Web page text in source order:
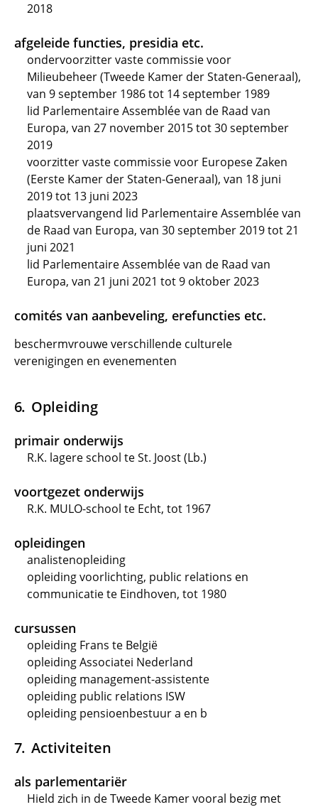
2018
afgeleide functies, presidia etc.
ondervoorzitter vaste commissie voor
Milieubeheer (Tweede Kamer der Staten-Generaal),
van 9 september 1986 tot 14 september 1989
lid Parlementaire Assemblée van de Raad van
Europa, van 27 november 2015 tot 30 september
2019
voorzitter vaste commissie voor Europese Zaken
(Eerste Kamer der Staten-Generaal), van 18 juni
2019 tot 13 juni 2023
plaatsvervangend lid Parlementaire Assemblée van
de Raad van Europa, van 30 september 2019 tot 21
juni 2021
lid Parlementaire Assemblée van de Raad van
Europa, van 21 juni 2021 tot 9 oktober 2023
comités van aanbeveling, erefuncties etc.
beschermvrouwe verschillende culturele
verenigingen en evenementen
Opleiding
primair onderwijs
R.K. lagere school te St. Joost (Lb.)
voortgezet onderwijs
R.K. MULO-school te Echt, tot 1967
opleidingen
analistenopleiding
opleiding voorlichting, public relations en
communicatie te Eindhoven, tot 1980
cursussen
opleiding Frans te België
opleiding Associatei Nederland
opleiding management-assistente
opleiding public relations ISW
opleiding pensioenbestuur a en b
Activiteiten
als parlementariër
Hield zich in de Tweede Kamer vooral bezig met